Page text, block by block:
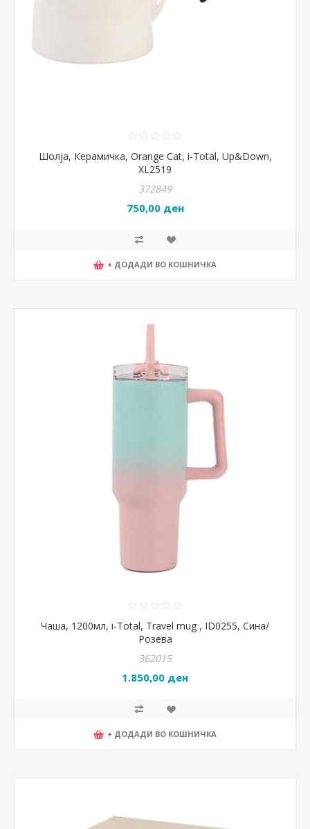
Шолја, Керамичка, Orange Cat, i-Total, Up&Down,
XL2519
372849
750,00 ден
+ ДОДАДИ ВО КОШНИЧКА
Чаша, 1200мл, i-Total, Travel mug , ID0255, Сина/
Розева
362015
1.850,00 ден
+ ДОДАДИ ВО КОШНИЧКА